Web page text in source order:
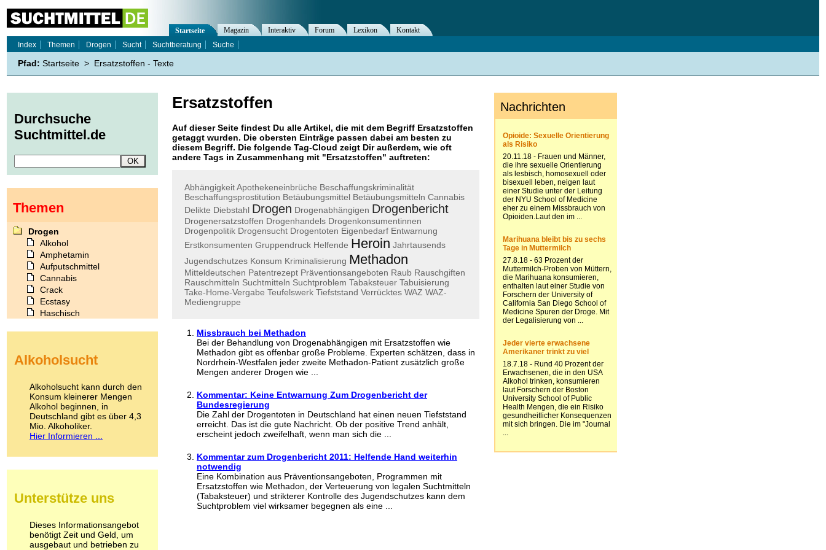
Ersatzstoffen
Auf dieser Seite findest Du alle Artikel, die mit dem Begriff Ersatzstoffen
getaggt wurden. Die obersten Einträge passen dabei am besten zu
diesem Begriff. Die folgende Tag-Cloud zeigt Dir außerdem, wie oft
andere Tags in Zusammenhang mit "Ersatzstoffen" auftreten:
AbhängigkeitApothekeneinbrüche Beschaffungskriminalität
Beschaffungsprostitution Betäubungsmittel Betäubungsmitteln Cannabis
Delikte Diebstahl Drogen Drogenabhängigen Drogenbericht
Drogenersatzstoffen Drogenhandels Drogenkonsumentinnen
Drogenpolitik Drogensucht Drogentoten Eigenbedarf Entwarnung
Erstkonsumenten Gruppendruck Helfende Heroin Jahrtausends
Jugendschutzes Konsum Kriminalisierung Methadon
Mitteldeutschen Patentrezept Präventionsangeboten Raub Rauschgiften
Rauschmitteln Suchtmitteln Suchtproblem Tabaksteuer Tabuisierung
Take-Home-Vergabe Teufelswerk Tiefststand Verrücktes WAZ WAZ-
Mediengruppe
Missbrauch bei Methadon
Bei der Behandlung von Drogenabhängigen mit Ersatzstoffen wie
Methadon gibt es offenbar große Probleme. Experten schätzen, dass in
Nordrhein-Westfalen jeder zweite Methadon-Patient zusätzlich große
Mengen anderer Drogen wie ...
Kommentar: Keine Entwarnung Zum Drogenbericht der
Bundesregierung
Die Zahl der Drogentoten in Deutschland hat einen neuen Tiefststand
erreicht. Das ist die gute Nachricht. Ob der positive Trend anhält,
erscheint jedoch zweifelhaft, wenn man sich die ...
Kommentar zum Drogenbericht 2011: Helfende Hand weiterhin
notwendig
Eine Kombination aus Präventionsangeboten, Programmen mit
Ersatzstoffen wie Methadon, der Verteuerung von legalen Suchtmitteln
(Tabaksteuer) und strikterer Kontrolle des Jugendschutzes kann dem
Suchtproblem viel wirksamer begegnen als eine ...
Startseite Magazin Interaktiv Forum Lexikon
Kontakt
Index
Themen Drogen Sucht Suchtberatung Suche
Pfad: Startseite > Ersatzstoffen - Texte
Durchsuche
Suchtmittel.de
Themen
Drogen
Alkohol
Amphetamin
Aufputschmittel
Cannabis
Crack
Ecstasy
Haschisch
Kokain
LSD
Marihuana
Medikamente
Meskalin
Metamphetamin
Methadon
Pilze
Psychopharmaka
Schlafmittel
Schmerzmittel
Alkoholsucht
Alkoholsucht kann durch den
Konsum kleinerer Mengen
Alkohol beginnen, in
Deutschland gibt es über 4,3
Mio. Alkoholiker.
Hier Informieren ...
Unterstütze uns
Dieses Informationsangebot
benötigt Zeit und Geld, um
ausgebaut und betrieben zu